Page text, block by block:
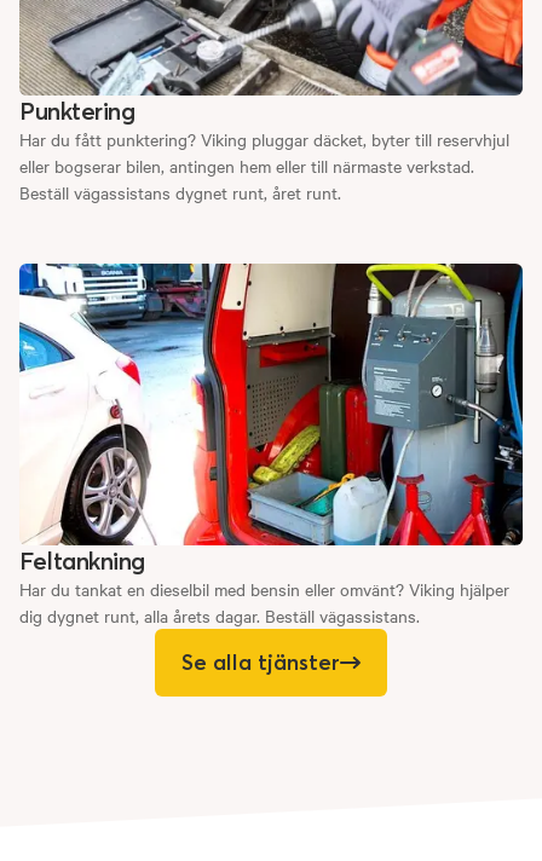
Punktering
Har du fått punktering? Viking pluggar däcket, byter till reservhjul
eller bogserar bilen, antingen hem eller till närmaste verkstad.
Beställ vägassistans dygnet runt, året runt.
Feltankning
Har du tankat en dieselbil med bensin eller omvänt? Viking hjälper
dig dygnet runt, alla årets dagar. Beställ vägassistans.
Se alla tjänster